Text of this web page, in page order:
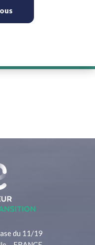
du 11/19